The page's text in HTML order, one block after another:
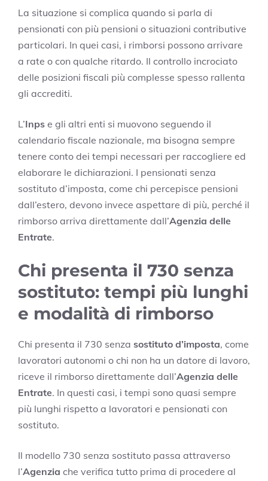
La situazione si complica quando si parla di
pensionati con più pensioni o situazioni contributive
particolari. In quei casi, i rimborsi possono arrivare
a rate o con qualche ritardo. Il controllo incrociato
delle posizioni fiscali più complesse spesso rallenta
gli accrediti.
L’Inps e gli altri enti si muovono seguendo il
calendario fiscale nazionale, ma bisogna sempre
tenere conto dei tempi necessari per raccogliere ed
elaborare le dichiarazioni. I pensionati senza
sostituto d’imposta, come chi percepisce pensioni
dall’estero, devono invece aspettare di più, perché il
rimborso arriva direttamente dall’Agenzia delle
Entrate.
Chi presenta il 730 senza
sostituto: tempi più lunghi
e modalità di rimborso
Chi presenta il 730 senza sostituto d’imposta, come
lavoratori autonomi o chi non ha un datore di lavoro,
riceve il rimborso direttamente dall’Agenzia delle
Entrate. In questi casi, i tempi sono quasi sempre
più lunghi rispetto a lavoratori e pensionati con
sostituto.
Il modello 730 senza sostituto passa attraverso
l’Agenzia che verifica tutto prima di procedere al